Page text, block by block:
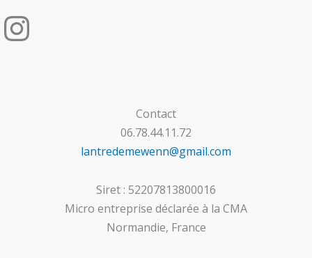
Contact
06.78.44.11.72
lantredemewenn@gmail.com
Siret : 52207813800016
Micro entreprise déclarée à la CMA
Normandie, France